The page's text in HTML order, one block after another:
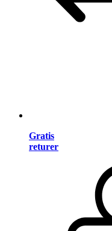
Gratis
returer